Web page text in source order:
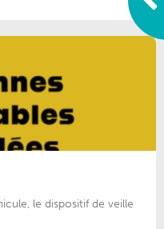
le dispositif de veille